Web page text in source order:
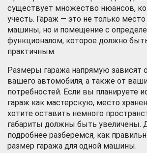
существует множество нюансов,
учесть. Гараж — это не только
машины, но и помещение с
функционалом, которое должно
практичным.
Размеры гаража напрямую зависят
вашего автомобиля, а также от
потребностей. Если вы планируете
гараж как мастерскую, место
хотите оставить немного
габариты должны быть увеличены.
подробнее разберемся, как
размер гаража для одной машины.